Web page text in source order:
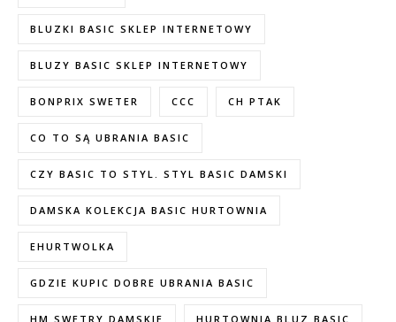
BLUZKI BASIC SKLEP INTERNETOWY
BLUZY BASIC SKLEP INTERNETOWY
BONPRIX SWETER CCC CH PTAK
CO TO SĄ UBRANIA BASIC
CZY BASIC TO STYL. STYL BASIC DAMSKI
DAMSKA KOLEKCJA BASIC HURTOWNIA
EHURTWOLKA
GDZIE KUPIC DOBRE UBRANIA BASIC
HM SWETRY DAMSKIE HURTOWNIA BLUZ BASIC